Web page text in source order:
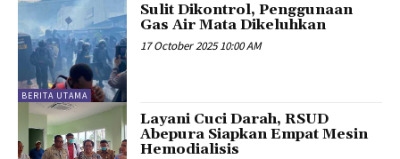
BERITA UTAMA
Sulit Dikontrol, Penggunaan
Gas Air Mata Dikeluhkan
17 October 2025 10:00 AM
Layani Cuci Darah, RSUD
Abepura Siapkan Empat Mesin
Hemodialisis